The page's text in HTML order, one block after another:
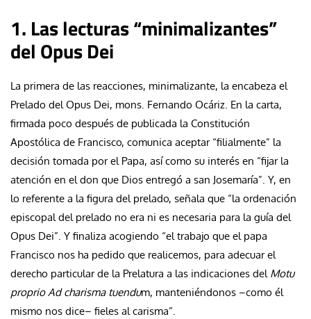
1. Las lecturas “minimalizantes”
del Opus Dei
La primera de las reacciones, minimalizante, la encabeza el
Prelado del Opus Dei, mons. Fernando Ocáriz. En la carta,
firmada poco después de publicada la Constitución
Apostólica de Francisco, comunica aceptar “filialmente” la
decisión tomada por el Papa, así como su interés en “fijar la
atención en el don que Dios entregó a san Josemaría” . Y, en
lo referente a la figura del prelado, señala que “la ordenación
episcopal del prelado no era ni es necesaria para la guía del
Opus Dei”. Y finaliza acogiendo “el trabajo que el papa
Francisco nos ha pedido que realicemos, para adecuar el
derecho particular de la Prelatura a las indicaciones del Motu
proprio Ad charisma tuendum, manteniéndonos –como él
mismo nos dice– fieles al carisma”.